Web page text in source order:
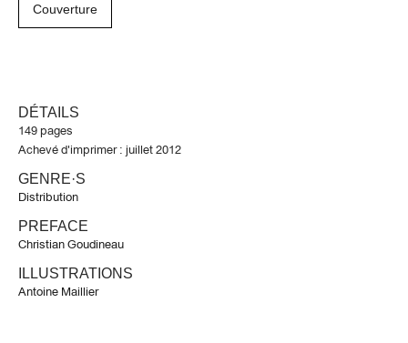
Couverture
DÉTAILS
149 pages
Achevé d'imprimer : juillet 2012
GENRE·S
Distribution
PREFACE
Christian Goudineau
ILLUSTRATIONS
Antoine Maillier